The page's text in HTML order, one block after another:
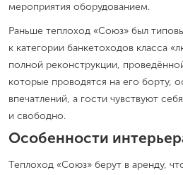
мероприятия оборудованием.
Раньше теплоход «Союз» был
к категории банкетоходов класса
полной реконструкции,
которые проводятся на его борту,
впечатлений, а гости чувствуют
и свободно.
Особенности
Теплоход «Союз» берут в аренду,